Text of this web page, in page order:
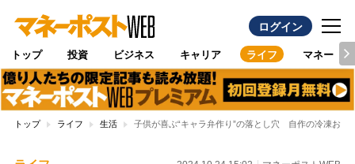
ログイン
トップ 投資 ビジネス キャリア ライフ マネー
トップ ライフ 生活 子供が喜ぶ“キャラ弁作り”の落とし穴 自作の冷凍おか